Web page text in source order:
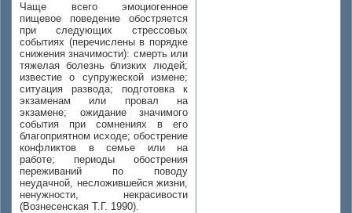
Чаще всего эмоциогенное
пищевое поведение обостряется
при следующих стрессовых
событиях (перечислены в порядке
снижения значимости): смерть или
тяжелая болезнь близких людей;
известие о супружеской измене;
ситуация развода; подготовка к
экзаменам или провал на
экзамене; ожидание значимого
события при сомнениях в его
благоприятном исходе; обострение
конфликтов в семье или на
работе; периоды обострения
переживаний по поводу
неудачной, несложившейся жизни,
ненужности, некрасивости
(Вознесенская Т.Г. 1990).